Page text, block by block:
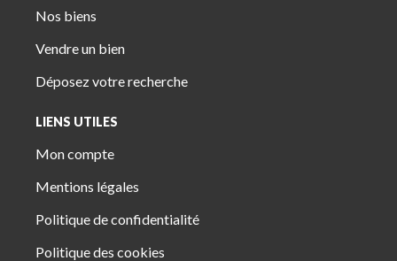
Nos biens
Vendre un bien
Déposez votre recherche
LIENS UTILES
Mon compte
Mentions légales
Politique de confidentialité
Politique des cookies